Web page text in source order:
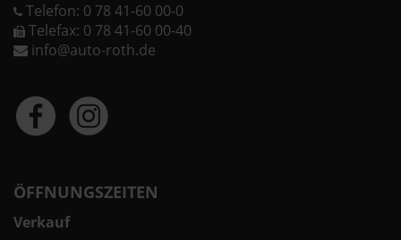
Telefon: 0 78 41-60 00-0
Telefax: 0 78 41-60 00-40
info@auto-roth.de
ÖFFNUNGSZEITEN
Verkauf